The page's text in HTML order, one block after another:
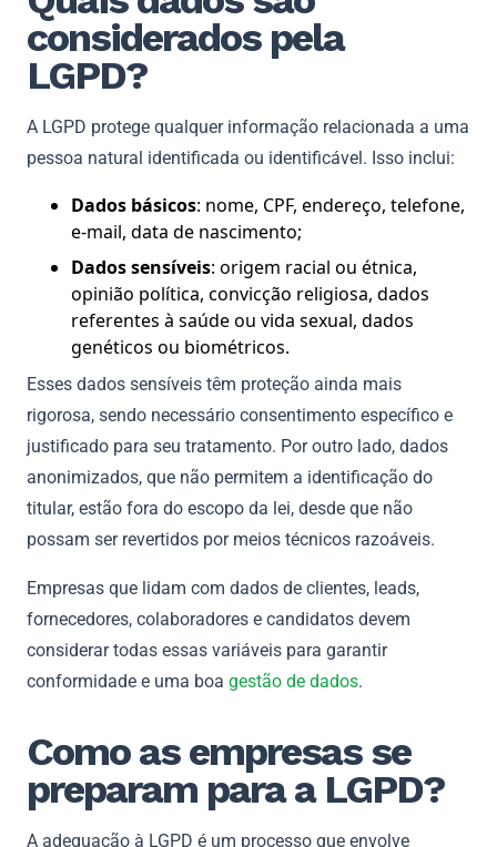
considerados pela
LGPD?
A LGPD protege qualquer informação relacionada a uma
pessoa natural identificada ou identificável. Isso inclui:
Dados básicos: nome, CPF, endereço, telefone,
e-mail, data de nascimento;
Dados sensíveis: origem racial ou étnica,
opinião política, convicção religiosa, dados
referentes à saúde ou vida sexual, dados
genéticos ou biométricos.
Esses dados sensíveis têm proteção ainda mais
rigorosa, sendo necessário consentimento específico e
justificado para seu tratamento. Por outro lado, dados
anonimizados, que não permitem a identificação do
titular, estão fora do escopo da lei, desde que não
possam ser revertidos por meios técnicos razoáveis.
Empresas que lidam com dados de clientes, leads,
fornecedores, colaboradores e candidatos devem
considerar todas essas variáveis para garantir
conformidade e uma boa gestão de dados.
Como as empresas se
preparam para a LGPD?
A adequação à LGPD é um processo que envolve